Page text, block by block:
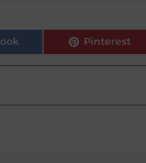
Pinterest